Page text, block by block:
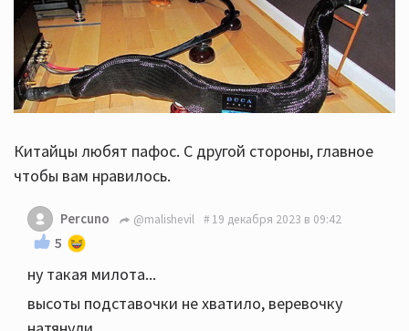
Китайцы любят пафос. С другой стороны, главное
чтобы вам нравилось.
Percuno @malishevil 19 декабря 2023 в 09:42
5
ну такая милота...
высоты подставочки не хватило, веревочку